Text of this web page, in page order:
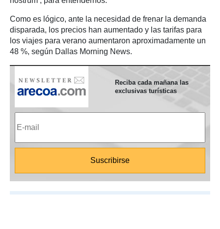
Como es lógico, ante la necesidad de frenar la demanda
disparada, los precios han aumentado y las tarifas para
los viajes para verano aumentaron aproximadamente un
48 %, según Dallas Morning News.
Reciba cada mañana las
exclusivas turísticas